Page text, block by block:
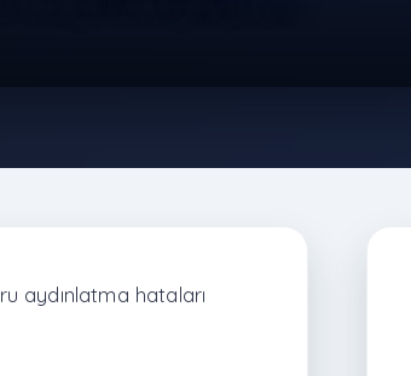
aydınlatma hataları